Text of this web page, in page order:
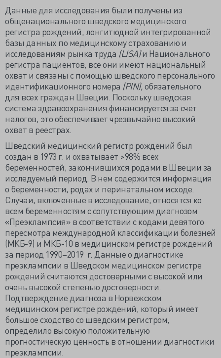
Данные для исследования были получены из
общенационального шведского медицинского
регистра рождений, лонгитюдной интегрированной
базы данных по медицинскому страхованию и
исследованиям рынка труда (LISA)и Национального
регистра пациентов, все они имеют национальный
охват и связаны с помощью шведского персонального
идентификационного номера (PIN),обязательного
для всех граждан Швеции. Поскольку шведская
система здравоохранения финансируется за счет
налогов, это обеспечивает чрезвычайно высокий
охват в реестрах.
Шведский медицинский регистр рождений был
создан в 1973 г. и охватывает >98% всех
беременностей, закончившихся родами в Швеции за
исследуемый период. В нем содержится информация
о беременности, родах и перинатальном исходе.
Случаи, включенные в исследование, относятся ко
всем беременностям с сопутствующим диагнозом
«Преэклампсия» в соответствии с кодами девятого
пересмотра международной классификации болезней
(МКБ-9) и МКБ-10 в медицинском регистре рождений
за период 1990–2019 г. Данные о диагностике
преэклампсии в Шведском медицинском регистре
рождений считаются достоверными с высокой или
очень высокой степенью достоверности.
Подтверждение диагноза в Норвежском
медицинском регистре рождений, который имеет
большое сходство со шведским регистром,
определило высокую положительную
прогностическую ценность в отношении диагностики
преэклампсии.